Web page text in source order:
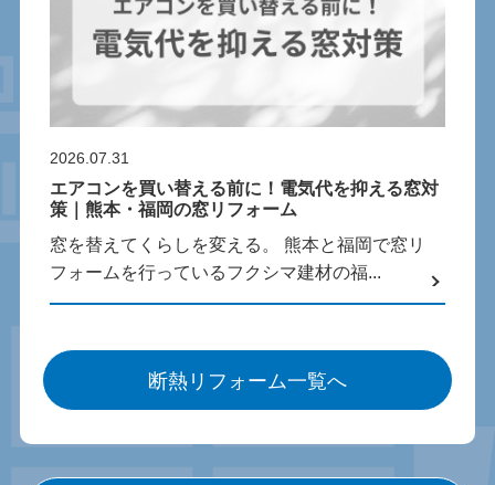
2026.07.31
エアコンを買い替える前に！電気代を抑える窓対
策｜熊本・福岡の窓リフォーム
窓を替えてくらしを変える。 熊本と福岡で窓リ
フォームを行っているフクシマ建材の福...
断熱リフォーム一覧へ